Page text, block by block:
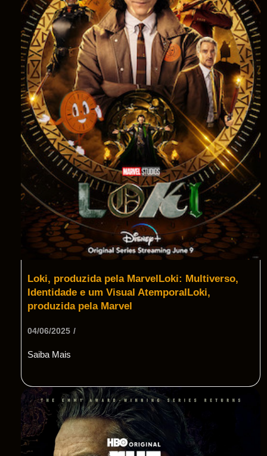
Loki, produzida pela MarvelLoki: Multiverso,
Identidade e um Visual AtemporalLoki,
produzida pela Marvel
04/06/2025 /
Saiba Mais